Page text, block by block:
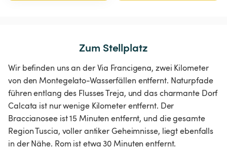
Zum Stellplatz
Wir befinden uns an der Via Francigena, zwei Kilometer
von den Montegelato-Wasserfällen entfernt. Naturpfade
führen entlang des Flusses Treja, und das charmante Dorf
Calcata ist nur wenige Kilometer entfernt. Der
Braccianosee ist 15 Minuten entfernt, und die gesamte
Region Tuscia, voller antiker Geheimnisse, liegt ebenfalls
in der Nähe. Rom ist etwa 30 Minuten entfernt.